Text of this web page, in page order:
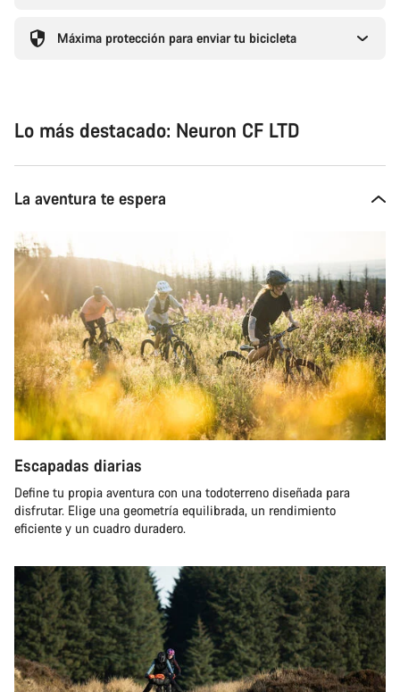
Máxima protección para enviar tu bicicleta
Lo más destacado: Neuron CF LTD
La aventura te espera
Escapadas diarias
Define tu propia aventura con una todoterreno diseñada para
disfrutar. Elige una geometría equilibrada, un rendimiento
eficiente y un cuadro duradero.